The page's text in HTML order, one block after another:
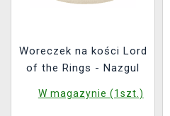
Woreczek na kości Lord
of the Rings - Nazgul
W magazynie (1szt.)